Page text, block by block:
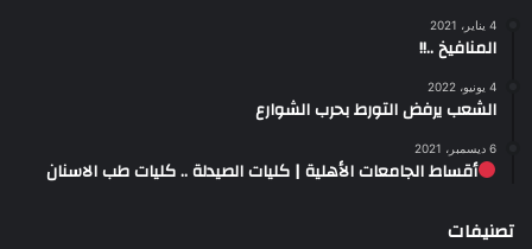
4 يناير، 2021
المنافيخ ..!!
4 يونيو، 2022
الشعب يرفض التورط بحرب الشوارع
6 ديسمبر، 2021
أقساط الجامعات الأهلية | كليات الصيدلة .. كليات طب الاسنان
تصنيفات